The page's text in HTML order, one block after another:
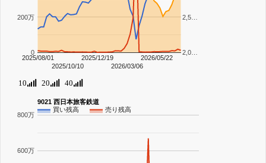
2025/08/01
2025/10/10
2025/12/19
2026/03/06
2026/05/22
0
200万
2,0…
2,5…
10 20 40
9021 西日本旅客鉄道
買い残高
売り残高
600万
800万